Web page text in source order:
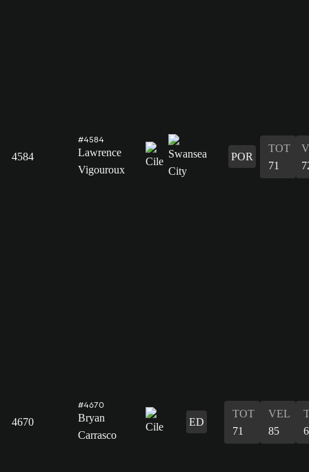
4584
#4584
Lawrence
Vigouroux
POR
TOT
71
4670
#4670
Bryan
Carrasco
ED
TOT
71
VEL
85